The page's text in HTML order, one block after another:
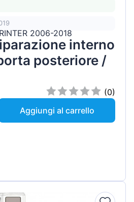
2006-2018
interno
posteriore /
(0)
Aggiungi al carrello